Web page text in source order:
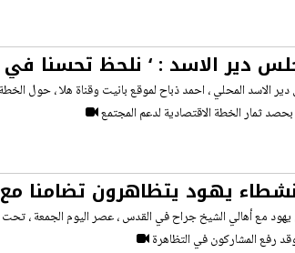
دير الاسد : ‘ نلحظ تحسنا في
بالحكومة السابقة ‘
الاسد المحلي ، احمد ذباح لموقع بانيت وقناة هلا ، حول الخطة
ثمار الخطة الاقتصادية لدعم المجتمع
يهود يتظاهرون تضامنا
مع أهالي الشيخ جراح في القدس ، عصر اليوم الجمعة ، تحت
رفع المشاركون في التظاهرة